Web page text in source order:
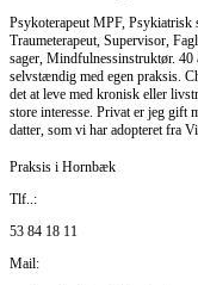
Psykoterapeut MPF,
Traumeterapeut, Supervisor,
sager, Mindfulnessinstruktør. 40
selvstændig med egen praksis.
det at leve med kronisk eller
store interesse. Privat er jeg gift
datter, som vi har adopteret fra
Praksis i Hornbæk
Tlf..:
53 84 18 11
Mail: